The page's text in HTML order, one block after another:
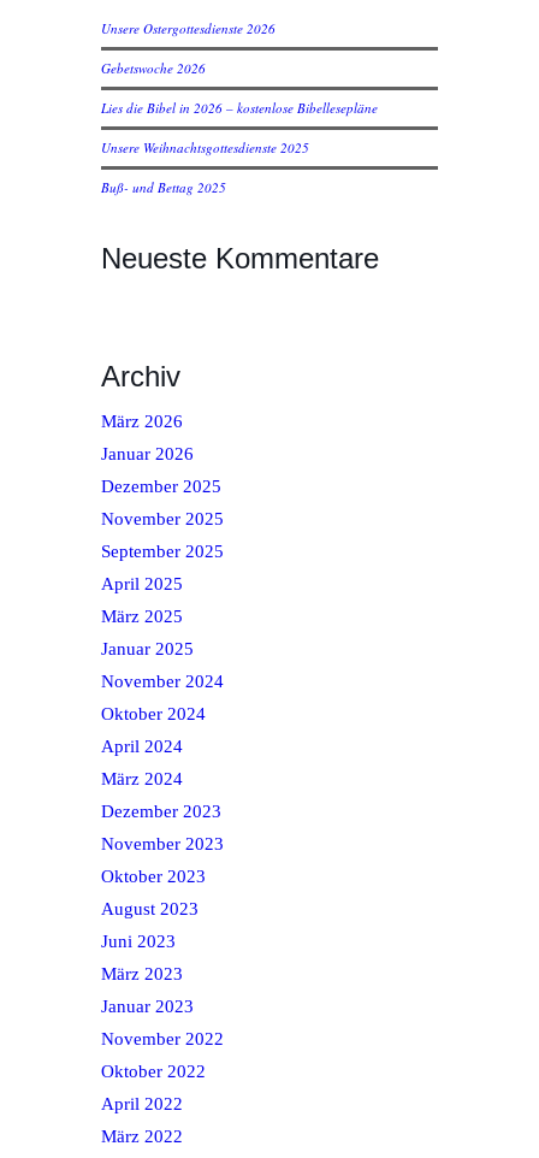
Unsere Ostergottesdienste 2026
Gebetswoche 2026
Lies die Bibel in 2026 – kostenlose Bibellesepläne
Unsere Weihnachtsgottesdienste 2025
Buß- und Bettag 2025
Neueste Kommentare
Archiv
März 2026
Januar 2026
Dezember 2025
November 2025
September 2025
April 2025
März 2025
Januar 2025
November 2024
Oktober 2024
April 2024
März 2024
Dezember 2023
November 2023
Oktober 2023
August 2023
Juni 2023
März 2023
Januar 2023
November 2022
Oktober 2022
April 2022
März 2022